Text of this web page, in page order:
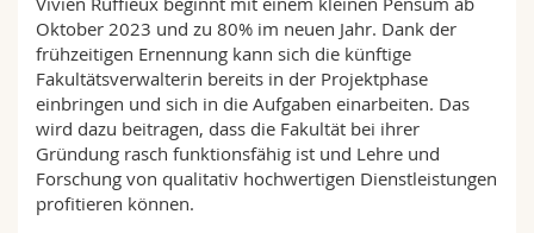
Oktober 2023 und zu 80% im neuen Jahr. Dank der
frühzeitigen Ernennung kann sich die künftige
Fakultätsverwalterin bereits in der Projektphase
einbringen und sich in die Aufgaben einarbeiten. Das
wird dazu beitragen, dass die Fakultät bei ihrer
Gründung rasch funktionsfähig ist und Lehre und
Forschung von qualitativ hochwertigen Dienstleistungen
profitieren können.